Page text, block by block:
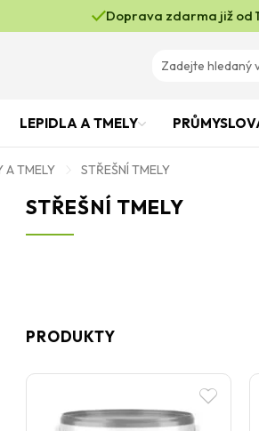
Doprava zdarma již od
LEPIDLA A TMELY
A TMELY STŘEŠNÍ TMELY
STŘEŠNÍ TMELY
PRODUKTY